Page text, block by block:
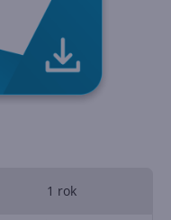
1 rok